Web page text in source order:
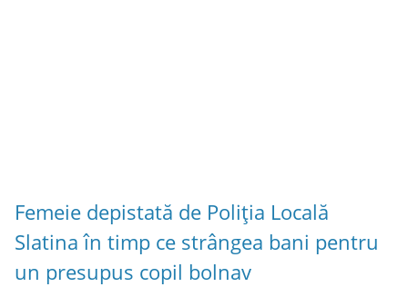
Femeie depistată de Poliția Locală
Slatina în timp ce strângea bani pentru
un presupus copil bolnav